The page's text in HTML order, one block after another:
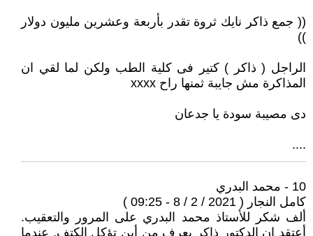
(( جمع ذاكر نايك ثروة تقدر بأربعة وعشرين مليون دولار
))
الراجل ( ذاكر ) كتير فى كلية الطب ولكن لما لقي ان
المذاكرة مش جايبة ثمنها راح xxxx
دى مصيبة سودة يا جدعان
....
10 - محمد البدري
كامل النجار ( 2021 / 2 / 8 - 09:25 )
ألف شكر للأستاذ محمد البدري على المرور والتعقيب.
أعتقد ان الدكتور ذاكر يعرف من أين تؤكل الكتف. عندما